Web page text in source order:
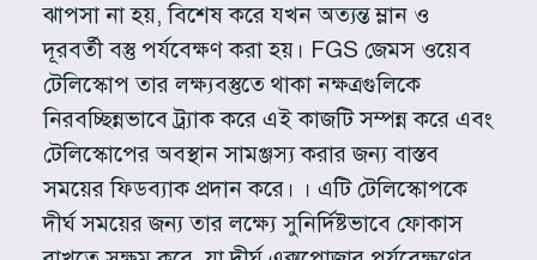
ঝাপসা না হয়, বিশেষ করে যখন অত্যন্ত ম্লান ও
দূরবর্তী বস্তু পর্যবেক্ষণ করা হয়। FGS জেমস ওয়েব
টেলিস্কোপ তার লক্ষ্যবস্তুতে থাকা নক্ষত্রগুলিকে
নিরবচ্ছিন্নভাবে ট্র্যাক করে এই কাজটি সম্পন্ন করে এবং
টেলিস্কোপের অবস্থান সামঞ্জস্য করার জন্য বাস্তব
সময়ের ফিডব্যাক প্রদান করে। । এটি টেলিস্কোপকে
দীর্ঘ সময়ের জন্য তার লক্ষ্যে সুনির্দিষ্টভাবে ফোকাস